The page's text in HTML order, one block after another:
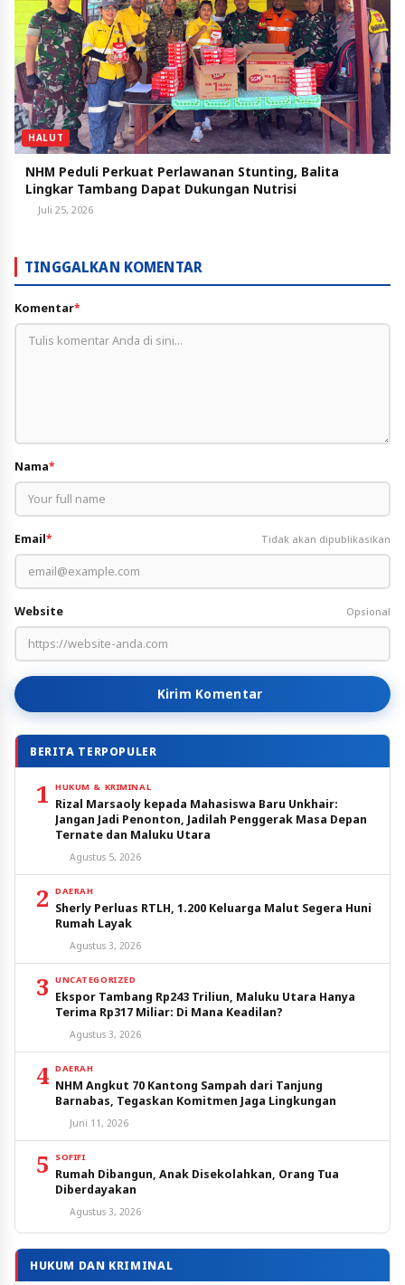
HALUT
NHM Peduli Perkuat Perlawanan Stunting, Balita
Lingkar Tambang Dapat Dukungan Nutrisi
Juli 25, 2026
TINGGALKAN KOMENTAR
Komentar*
Nama*
Email* Tidak akan dipublikasikan
Website Opsional
Kirim Komentar
BERITA TERPOPULER
1 HUKUM & KRIMINAL
Rizal Marsaoly kepada Mahasiswa Baru Unkhair:
Jangan Jadi Penonton, Jadilah Penggerak Masa Depan
Ternate dan Maluku Utara
Agustus 5, 2026
2 DAERAH
Sherly Perluas RTLH, 1.200 Keluarga Malut Segera Huni
Rumah Layak
Agustus 3, 2026
3 UNCATEGORIZED
Ekspor Tambang Rp243 Triliun, Maluku Utara Hanya
Terima Rp317 Miliar: Di Mana Keadilan?
Agustus 3, 2026
4 DAERAH
NHM Angkut 70 Kantong Sampah dari Tanjung
Barnabas, Tegaskan Komitmen Jaga Lingkungan
Juni 11, 2026
5 SOFIFI
Rumah Dibangun, Anak Disekolahkan, Orang Tua
Diberdayakan
Agustus 3, 2026
HUKUM DAN KRIMINAL